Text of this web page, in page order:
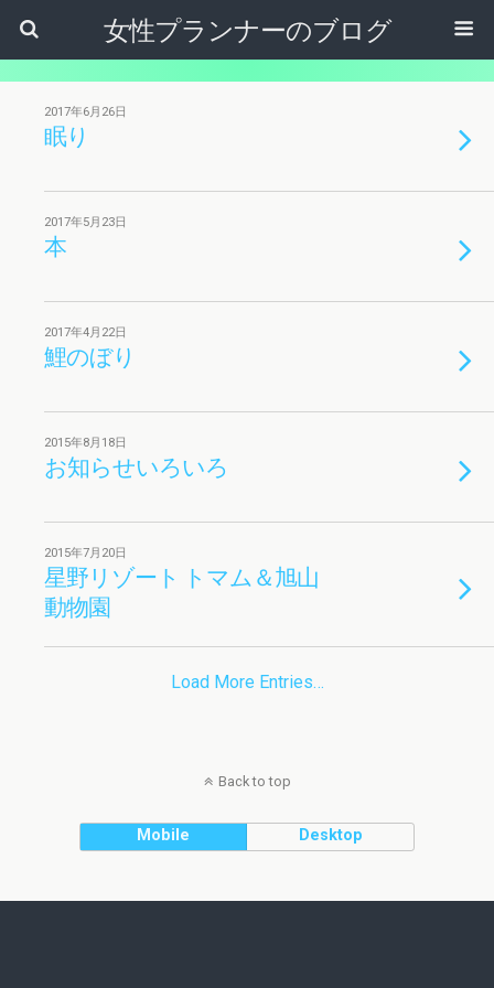
女性プランナーのブログ
2017年6月26日
眠り
2017年5月23日
本
2017年4月22日
鯉のぼり
2015年8月18日
お知らせいろいろ
2015年7月20日
星野リゾート トマム＆旭山
動物園
Load More Entries…
Back to top
Mobile Desktop